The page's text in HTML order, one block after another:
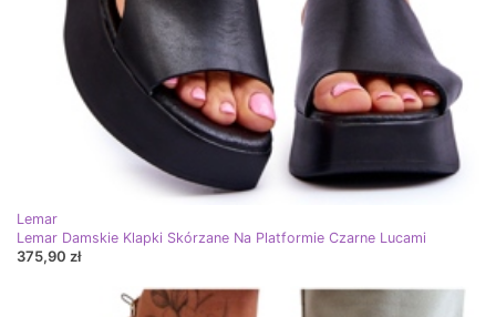
Lemar
Lemar Damskie Klapki Skórzane Na Platformie Czarne Lucami
375,90 zł